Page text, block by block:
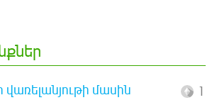
մասին 1